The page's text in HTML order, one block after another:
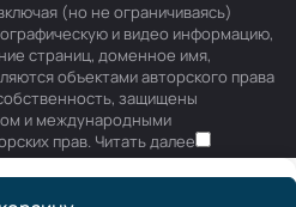
(но не ограничиваясь)
и видео информацию,
страниц, доменное имя,
объектами авторского права
защищены
и международными
прав. Читать далее